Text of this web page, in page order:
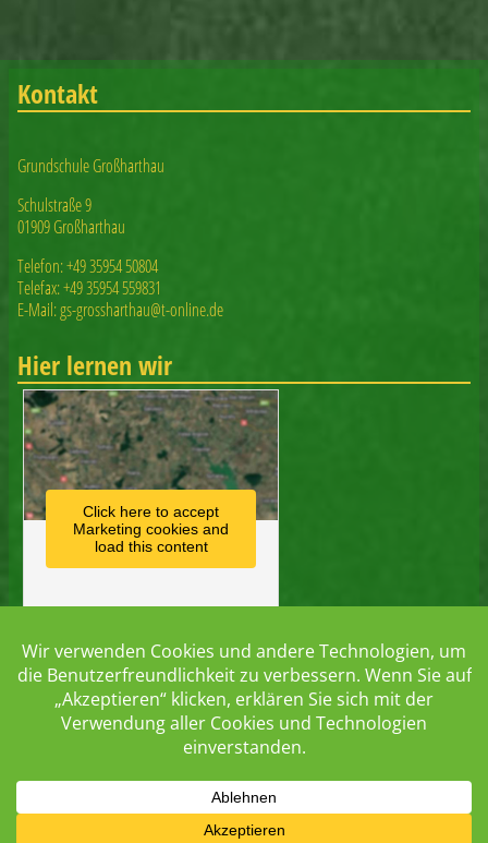
Kontakt
Grundschule Großharthau
Schulstraße 9
01909 Großharthau
Telefon: +49 35954 50804
Telefax: +49 35954 559831
E-Mail: gs-grossharthau@t-online.de
Hier lernen wir
Click here to accept
Marketing cookies and
load this content
Hier lernen wir digital